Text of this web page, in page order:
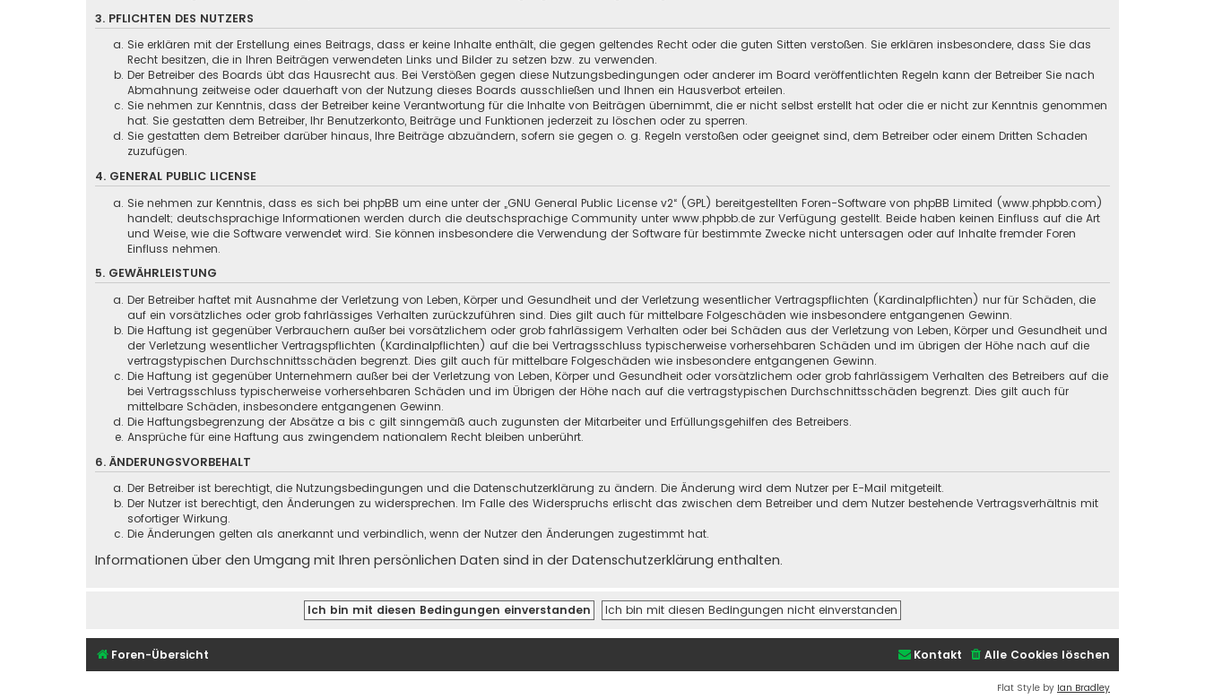
3. PFLICHTEN DES NUTZERS
Sie erklären mit der Erstellung eines Beitrags, dass er keine Inhalte enthält, die gegen geltendes Recht oder die guten Sitten verstoßen. Sie erklären insbesondere, dass Sie das
Recht besitzen, die in Ihren Beiträgen verwendeten Links und Bilder zu setzen bzw. zu verwenden.
Der Betreiber des Boards übt das Hausrecht aus. Bei Verstößen gegen diese Nutzungsbedingungen oder anderer im Board veröffentlichten Regeln kann der Betreiber Sie nach
Abmahnung zeitweise oder dauerhaft von der Nutzung dieses Boards ausschließen und Ihnen ein Hausverbot erteilen.
Sie nehmen zur Kenntnis, dass der Betreiber keine Verantwortung für die Inhalte von Beiträgen übernimmt, die er nicht selbst erstellt hat oder die er nicht zur Kenntnis genommen
hat. Sie gestatten dem Betreiber, Ihr Benutzerkonto, Beiträge und Funktionen jederzeit zu löschen oder zu sperren.
Sie gestatten dem Betreiber darüber hinaus, Ihre Beiträge abzuändern, sofern sie gegen o. g. Regeln verstoßen oder geeignet sind, dem Betreiber oder einem Dritten Schaden
zuzufügen.
4. GENERAL PUBLIC LICENSE
Sie nehmen zur Kenntnis, dass es sich bei phpBB um eine unter der „GNU General Public License v2“ (GPL) bereitgestellten Foren-Software von phpBB Limited (www.phpbb.com)
handelt; deutschsprachige Informationen werden durch die deutschsprachige Community unter www.phpbb.de zur Verfügung gestellt. Beide haben keinen Einfluss auf die Art
und Weise, wie die Software verwendet wird. Sie können insbesondere die Verwendung der Software für bestimmte Zwecke nicht untersagen oder auf Inhalte fremder Foren
Einfluss nehmen.
5. GEWÄHRLEISTUNG
Der Betreiber haftet mit Ausnahme der Verletzung von Leben, Körper und Gesundheit und der Verletzung wesentlicher Vertragspflichten (Kardinalpflichten) nur für Schäden, die
auf ein vorsätzliches oder grob fahrlässiges Verhalten zurückzuführen sind. Dies gilt auch für mittelbare Folgeschäden wie insbesondere entgangenen Gewinn.
Die Haftung ist gegenüber Verbrauchern außer bei vorsätzlichem oder grob fahrlässigem Verhalten oder bei Schäden aus der Verletzung von Leben, Körper und Gesundheit und
der Verletzung wesentlicher Vertragspflichten (Kardinalpflichten) auf die bei Vertragsschluss typischerweise vorhersehbaren Schäden und im übrigen der Höhe nach auf die
vertragstypischen Durchschnittsschäden begrenzt. Dies gilt auch für mittelbare Folgeschäden wie insbesondere entgangenen Gewinn.
Die Haftung ist gegenüber Unternehmern außer bei der Verletzung von Leben, Körper und Gesundheit oder vorsätzlichem oder grob fahrlässigem Verhalten des Betreibers auf die
bei Vertragsschluss typischerweise vorhersehbaren Schäden und im Übrigen der Höhe nach auf die vertragstypischen Durchschnittsschäden begrenzt. Dies gilt auch für
mittelbare Schäden, insbesondere entgangenen Gewinn.
Die Haftungsbegrenzung der Absätze a bis c gilt sinngemäß auch zugunsten der Mitarbeiter und Erfüllungsgehilfen des Betreibers.
Ansprüche für eine Haftung aus zwingendem nationalem Recht bleiben unberührt.
6. ÄNDERUNGSVORBEHALT
Der Betreiber ist berechtigt, die Nutzungsbedingungen und die Datenschutzerklärung zu ändern. Die Änderung wird dem Nutzer per E-Mail mitgeteilt.
Der Nutzer ist berechtigt, den Änderungen zu widersprechen. Im Falle des Widerspruchs erlischt das zwischen dem Betreiber und dem Nutzer bestehende Vertragsverhältnis mit
sofortiger Wirkung.
Die Änderungen gelten als anerkannt und verbindlich, wenn der Nutzer den Änderungen zugestimmt hat.
Informationen über den Umgang mit Ihren persönlichen Daten sind in der Datenschutzerklärung enthalten.
Foren-Übersicht Alle Cookies löschen
Kontakt
Flat Style by Ian Bradley